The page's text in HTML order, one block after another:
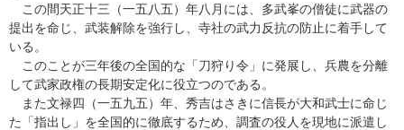
この間天正十三（一五八五）年八月には、多武峯の僧徒に武器の
提出を命じ、武装解除を強行し、寺社の武力反抗の防止に着手して
いる。
このことが三年後の全国的な「刀狩り令」に発展し、兵農を分離
して武家政権の長期安定化に役立つのである。
また文禄四（一五九五）年、秀吉はさきに信長が大和武士に命じ
た「指出し」を全国的に徹底するため、調査の役人を現地に派遣し